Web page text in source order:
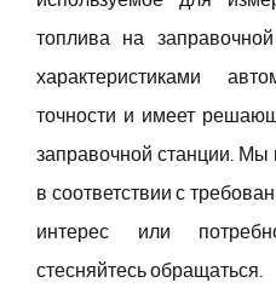
топлива на
характеристиками
точности и имеет
заправочной станции. Мы
в соответствии с
интерес или
стесняйтесь обращаться.